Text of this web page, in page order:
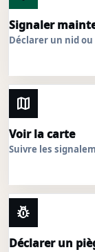
Signaler
Déclarer un nid
map
Voir la carte
Suivre les
pest_control
Déclarer un